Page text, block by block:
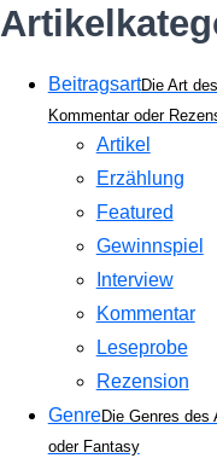
BeitragsartDie Art
Kommentar oder
Artikel
Erzählung
Featured
Gewinnspiel
Interview
Kommentar
Leseprobe
Rezension
GenreDie Genres des
oder Fantasy